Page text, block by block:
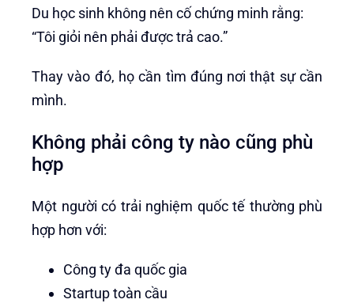
Du học sinh không nên cố chứng minh rằng:
“Tôi giỏi nên phải được trả cao.”
Thay vào đó, họ cần tìm đúng nơi thật sự cần
mình.
Không phải công ty nào cũng phù
hợp
Một người có trải nghiệm quốc tế thường phù
hợp hơn với:
Công ty đa quốc gia
Startup toàn cầu